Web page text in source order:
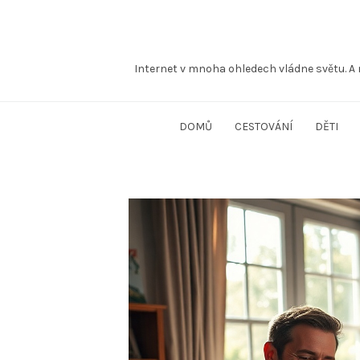
Internet v mnoha ohledech vládne světu.
DOMŮ CESTOVÁNÍ DĚTI